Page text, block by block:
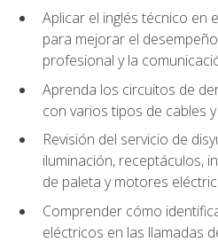
Aplicar el inglés técnico en
para mejorar el
profesional y la
Aprenda los circuitos de
con varios tipos de cables
Revisión del servicio de
iluminación, receptáculos,
de paleta y motores
Comprender cómo
eléctricos en las llamadas